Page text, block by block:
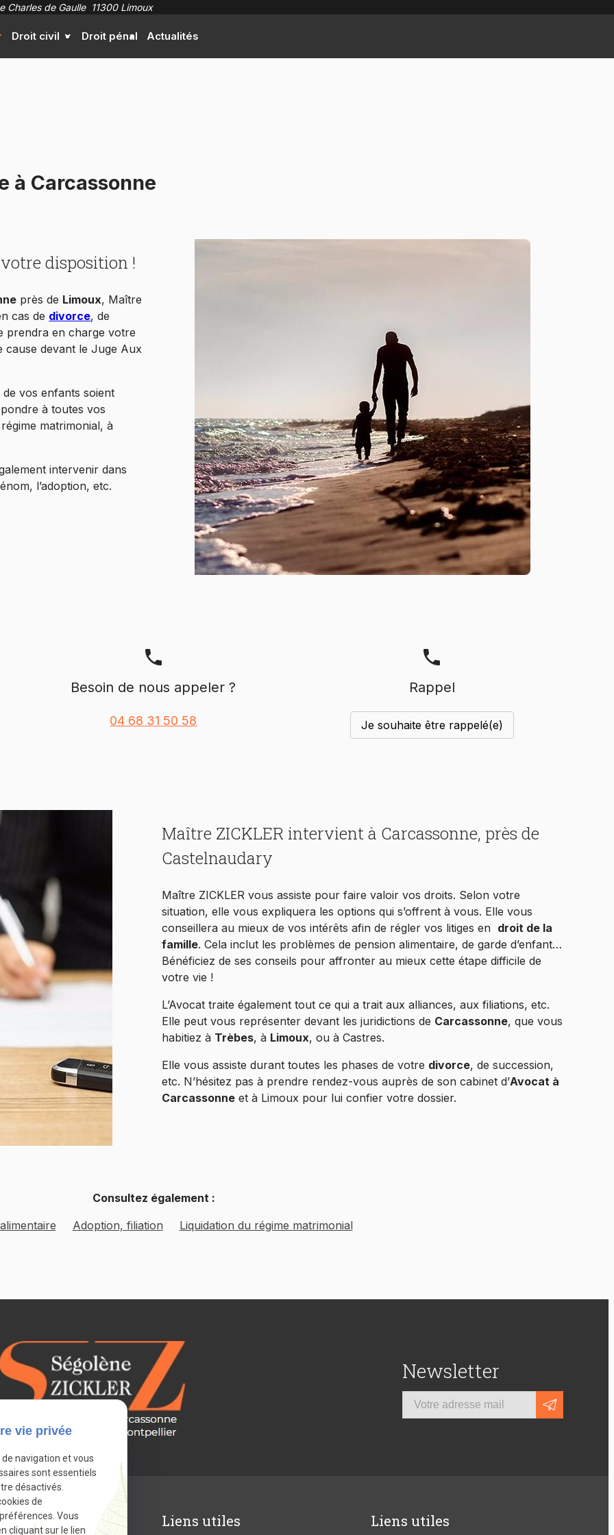
Charles de Gaulle 11300 Limoux
Droit civil Droit pénal Actualités
à Carcassonne
disposition !
près de Limoux, Maître
cas de divorce, de
prendra en charge votre
cause devant le Juge Aux
vos enfants soient
à toutes vos
matrimonial, à
intervenir dans
l’adoption, etc.
phone
Besoin de nous appeler ?
04 68 31 50 58
phone
Rappel
Je souhaite être rappelé(e)
Maître ZICKLER intervient à Carcassonne, près de
Castelnaudary
Maître ZICKLER vous assiste pour faire valoir vos droits. Selon votre
situation, elle vous expliquera les options qui s’offrent à vous. Elle vous
conseillera au mieux de vos intérêts afin de régler vos litiges en droit de la
famille. Cela inclut les problèmes de pension alimentaire, de garde d’enfant…
Bénéficiez de ses conseils pour affronter au mieux cette étape difficile de
votre vie !
L’Avocat traite également tout ce qui a trait aux alliances, aux filiations, etc.
Elle peut vous représenter devant les juridictions de Carcassonne, que vous
habitiez à Trèbes, à Limoux, ou à Castres.
Elle vous assiste durant toutes les phases de votre divorce, de succession,
etc. N’hésitez pas à prendre rendez-vous auprès de son cabinet d’Avocat à
Carcassonne et à Limoux pour lui confier votre dossier.
Consultez également :
Adoption, filiation Liquidation du régime matrimonial
Newsletter
Liens utiles Liens utiles
vie privée
navigation et vous
sont essentiels
désactivés.
de
Vous
cliquant sur le lien